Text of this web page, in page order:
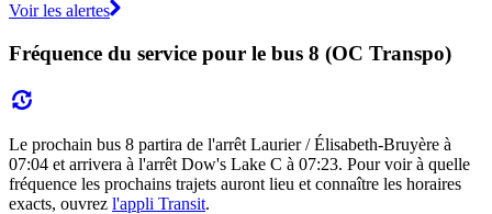
Voir les alertes
Fréquence du service pour le bus 8 (OC Transpo)
Le prochain bus 8 partira de l'arrêt Laurier / Élisabeth-Bruyère à
07:04 et arrivera à l'arrêt Dow's Lake C à 07:23. Pour voir à quelle
fréquence les prochains trajets auront lieu et connaître les horaires
exacts, ouvrez l'appli Transit.